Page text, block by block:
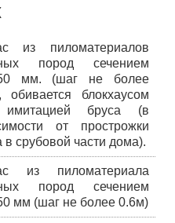
из пиломатериалов
пород сечением
мм. (шаг не более
обивается блокхаусом
бруса (в
от прострожки
в срубовой части дома).
из пиломатериала
пород сечением
мм (шаг не более 0.6м)